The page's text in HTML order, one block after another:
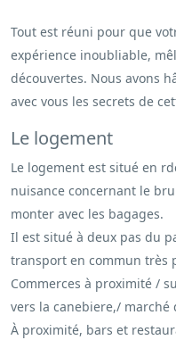
Tout est réuni pour que
expérience inoubliable,
découvertes. Nous avons
avec vous les secrets de
Le logement
Le logement est situé en
nuisance concernant le
monter avec les bagages.
Il est situé à deux pas du
transport en commun très
Commerces à proximité /
vers la canebiere,/ marché
À proximité, bars et